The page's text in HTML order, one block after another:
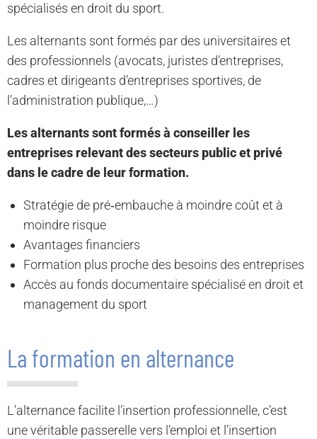
spécialisés en droit du sport.
Les alternants sont formés par des universitaires et
des professionnels (avocats, juristes d’entreprises,
cadres et dirigeants d’entreprises sportives, de
l’administration publique,…)
Les alternants sont formés à conseiller les
entreprises relevant des secteurs public et privé
dans le cadre de leur formation.
Stratégie de pré‐embauche à moindre coût et à
moindre risque
Avantages financiers
Formation plus proche des besoins des entreprises
Accès au fonds documentaire spécialisé en droit et
management du sport
La formation en alternance
L’alternance facilite l’insertion professionnelle, c’est
une véritable passerelle vers l’emploi et l’insertion